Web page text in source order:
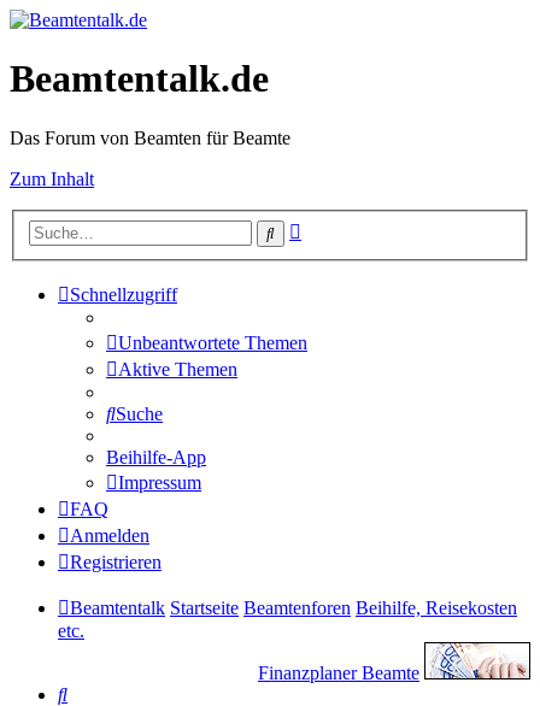
Beamtentalk.de
Das Forum von Beamten für Beamte
Zum Inhalt
Suche
Schnellzugriff
Unbeantwortete Themen
Aktive Themen
Suche
Beihilfe-App
Impressum
FAQ
Anmelden
Registrieren
Beamtentalk Startseite Beamtenforen Beihilfe, Reisekosten
etc.
Finanzplaner Beamte
Suche